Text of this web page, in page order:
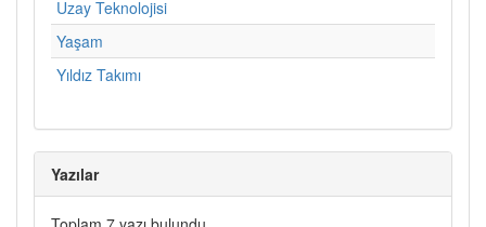
Uzay Teknolojisi
Yaşam
Yıldız Takımı
Yazılar